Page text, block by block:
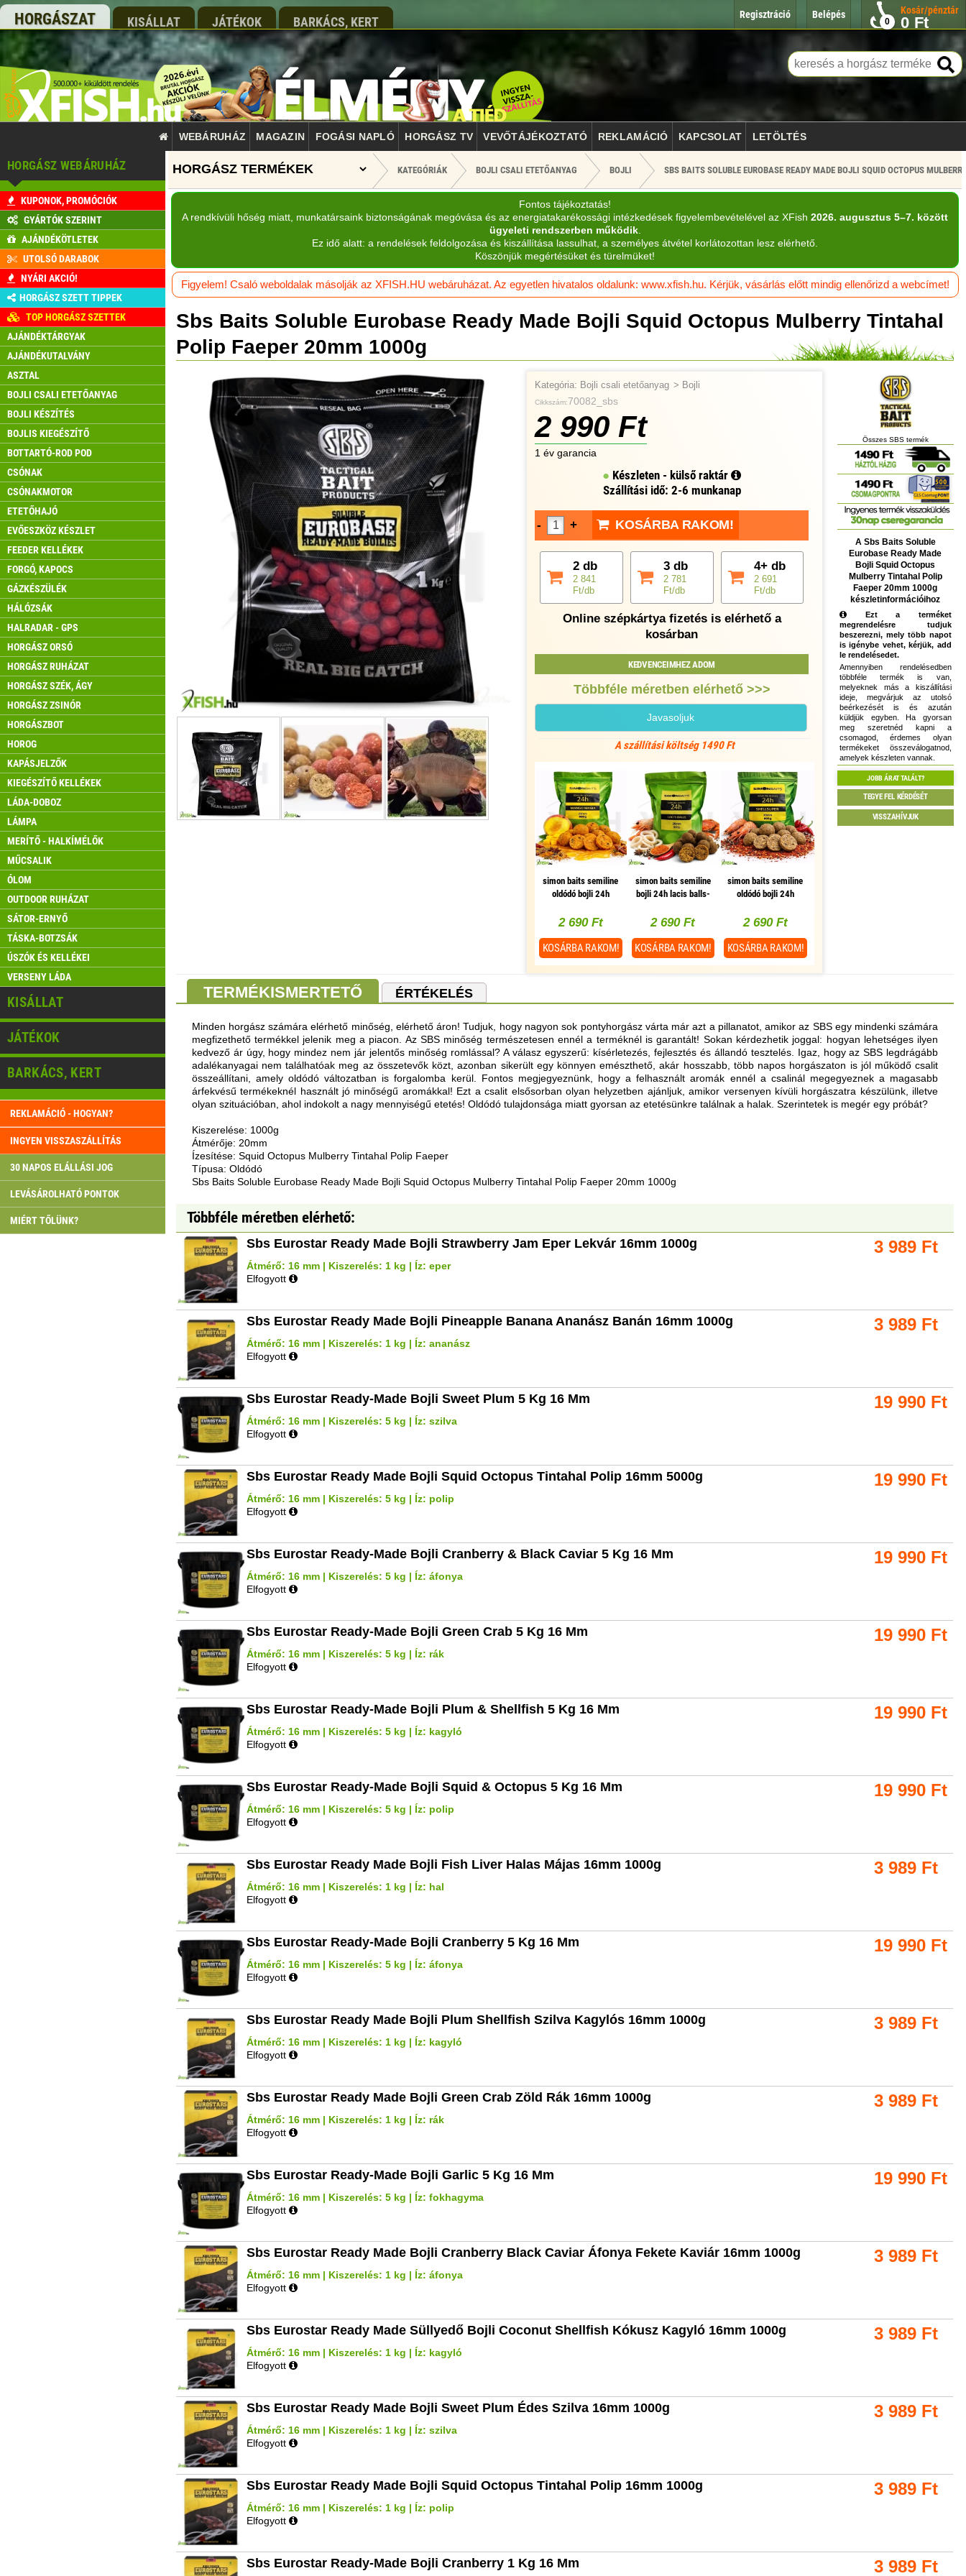
HORGÁSZAT KISÁLLAT JÁTÉKOK BARKÁCS, KERT 0
Kosár/pénztár
0 Ft
Belépés
Regisztráció
WEBÁRUHÁZ MAGAZIN FOGÁSI NAPLÓ HORGÁSZ TV VEVŐTÁJÉKOZTATÓ REKLAMÁCIÓ KAPCSOLAT LETÖLTÉS
HORGÁSZ WEBÁRUHÁZ
KUPONOK, PROMÓCIÓK
GYÁRTÓK SZERINT
AJÁNDÉKÖTLETEK
UTOLSÓ DARABOK
NYÁRI AKCIÓ!
HORGÁSZ SZETT TIPPEK
TOP HORGÁSZ SZETTEK
AJÁNDÉKTÁRGYAK
AJÁNDÉKUTALVÁNY
ASZTAL
BOJLI CSALI ETETŐANYAG
BOJLI KÉSZÍTÉS
BOJLIS KIEGÉSZÍTŐ
BOTTARTÓ-ROD POD
CSÓNAK
CSÓNAKMOTOR
ETETŐHAJÓ
EVŐESZKÖZ KÉSZLET
FEEDER KELLÉKEK
FORGÓ, KAPOCS
GÁZKÉSZÜLÉK
HÁLÓZSÁK
HALRADAR - GPS
HORGÁSZ ORSÓ
HORGÁSZ RUHÁZAT
HORGÁSZ SZÉK, ÁGY
HORGÁSZ ZSINÓR
HORGÁSZBOT
HOROG
KAPÁSJELZŐK
KIEGÉSZÍTŐ KELLÉKEK
LÁDA-DOBOZ
LÁMPA
MERÍTŐ - HALKÍMÉLŐK
MŰCSALIK
ÓLOM
OUTDOOR RUHÁZAT
SÁTOR-ERNYŐ
TÁSKA-BOTZSÁK
ÚSZÓK ÉS KELLÉKEI
VERSENY LÁDA
KISÁLLAT
JÁTÉKOK
BARKÁCS, KERT
REKLAMÁCIÓ - HOGYAN?
INGYEN VISSZASZÁLLÍTÁS
30 NAPOS ELÁLLÁSI JOG
LEVÁSÁROLHATÓ PONTOK
MIÉRT TŐLÜNK?
KATEGÓRIÁK BOJLI CSALI ETETŐANYAG BOJLI SBS BAITS SOLUBLE EUROBASE READY MADE BOJLI SQUID OCTOPUS
Fontos tájékoztatás!
A rendkívüli hőség miatt, munkatársaink biztonságának megóvása és az energiatakarékossági intézkedések figyelembevételével az XFish 2026. augusztus 5–7. között
ügyeleti rendszerben működik.
Ez idő alatt: a rendelések feldolgozása és kiszállítása lassulhat, a személyes átvétel korlátozottan lesz elérhető.
Köszönjük megértésüket és türelmüket!
Figyelem! Csaló weboldalak másolják az XFISH.HU webáruházat. Az egyetlen hivatalos oldalunk: www.xfish.hu. Kérjük, vásárlás előtt mindig ellenőrizd a webcímet!
Sbs Baits Soluble Eurobase Ready Made Bojli Squid Octopus Mulberry Tintahal
Polip Faeper 20mm 1000g
Kategória: Bojli csali etetőanyag > Bojli
Cikkszám:70082_sbs
2 990 Ft
1 év garancia
Készleten - külső raktár
Szállítási idő: 2-6 munkanap
- + KOSÁRBA RAKOM!
2 db
2 841
Ft/db
3 db
2 781
Ft/db
4+ db
2 691
Ft/db
Online szépkártya fizetés is elérhető a
kosárban
KEDVENCEIMHEZ ADOM
Többféle méretben elérhető >>>
Javasoljuk
A szállítási költség 1490 Ft
simon baits semiline
oldódó bojli 24h
- keleti fűszer 20 mm
2 690 Ft
KOSÁRBARAKOM!
simon baits semiline
bojli 24h lacis balls-
20 mm 800 g
2 690 Ft
KOSÁRBA RAKOM!
simon baits semiline
oldódó bojli 24h
rák 20 mm 800 g
2 690 Ft
KOSÁRBARAKOM!
Összes SBS termék
A Sbs Baits Soluble
Eurobase Ready Made
Bojli Squid Octopus
Mulberry Tintahal Polip
Faeper 20mm 1000g
készletinformációihoz
Ezt a terméket
megrendelésre tudjuk
beszerezni, mely több napot
is igénybe vehet, kérjük, add
le rendelésedet.
Amennyiben rendelésedben
többféle termék is van,
melyeknek más a kiszállítási
ideje, megvárjuk az utolsó
beérkezését is és azután
küldjük egyben. Ha gyorsan
meg szeretnéd kapni a
csomagod, érdemes olyan
termékeket összeválogatnod,
amelyek készleten vannak.
JOBB ÁRAT TALÁLT?
TEGYE FEL KÉRDÉSÉT
VISSZAHÍVJUK
TERMÉKISMERTETŐ ÉRTÉKELÉS
Minden horgász számára elérhető minőség, elérhető áron! Tudjuk, hogy nagyon sok pontyhorgász várta már azt a pillanatot, amikor az SBS egy mindenki számára
megfizethető termékkel jelenik meg a piacon. Az SBS minőség természetesen ennél a terméknél is garantált! Sokan kérdezhetik joggal: hogyan lehetséges ilyen
kedvező ár úgy, hogy mindez nem jár jelentős minőség romlással? A válasz egyszerű: kísérletezés, fejlesztés és állandó tesztelés. Igaz, hogy az SBS legdrágább
adalékanyagai nem találhatóak meg az összetevők közt, azonban sikerült egy könnyen emészthető, akár hosszabb, több napos horgászaton is jól működő csalit
összeállítani, amely oldódó változatban is forgalomba kerül. Fontos megjegyeznünk, hogy a felhasznált aromák ennél a csalinál megegyeznek a magasabb
árfekvésű termékeknél használt jó minőségű aromákkal! Ezt a csalit elsősorban olyan helyzetben ajánljuk, amikor versenyen kívüli horgászatra készülünk, illetve
olyan szituációban, ahol indokolt a nagy mennyiségű etetés! Oldódó tulajdonsága miatt gyorsan az etetésünkre találnak a halak. Szerintetek is megér egy próbát?
Kiszerelése: 1000g
Átmérője: 20mm
Ízesítése: Squid Octopus Mulberry Tintahal Polip Faeper
Típusa: Oldódó
Sbs Baits Soluble Eurobase Ready Made Bojli Squid Octopus Mulberry Tintahal Polip Faeper 20mm 1000g
Többféle méretben elérhető:
Sbs Eurostar Ready Made Bojli Strawberry Jam Eper Lekvár 16mm 1000g
Átmérő: 16 mm | Kiszerelés: 1 kg | Íz: eper
Elfogyott
3 989 Ft
Sbs Eurostar Ready Made Bojli Pineapple Banana Ananász Banán 16mm 1000g
Átmérő: 16 mm | Kiszerelés: 1 kg | Íz: ananász
Elfogyott
3 989 Ft
Sbs Eurostar Ready-Made Bojli Sweet Plum 5 Kg 16 Mm
Átmérő: 16 mm | Kiszerelés: 5 kg | Íz: szilva
Elfogyott
19 990 Ft
Sbs Eurostar Ready Made Bojli Squid Octopus Tintahal Polip 16mm 5000g
Átmérő: 16 mm | Kiszerelés: 5 kg | Íz: polip
Elfogyott
19 990 Ft
Sbs Eurostar Ready-Made Bojli Cranberry & Black Caviar 5 Kg 16 Mm
Átmérő: 16 mm | Kiszerelés: 5 kg | Íz: áfonya
Elfogyott
19 990 Ft
Sbs Eurostar Ready-Made Bojli Green Crab 5 Kg 16 Mm
Átmérő: 16 mm | Kiszerelés: 5 kg | Íz: rák
Elfogyott
19 990 Ft
Sbs Eurostar Ready-Made Bojli Plum & Shellfish 5 Kg 16 Mm
Átmérő: 16 mm | Kiszerelés: 5 kg | Íz: kagyló
Elfogyott
19 990 Ft
Sbs Eurostar Ready-Made Bojli Squid & Octopus 5 Kg 16 Mm
Átmérő: 16 mm | Kiszerelés: 5 kg | Íz: polip
Elfogyott
19 990 Ft
Sbs Eurostar Ready Made Bojli Fish Liver Halas Májas 16mm 1000g
Átmérő: 16 mm | Kiszerelés: 1 kg | Íz: hal
Elfogyott
3 989 Ft
Sbs Eurostar Ready-Made Bojli Cranberry 5 Kg 16 Mm
Átmérő: 16 mm | Kiszerelés: 5 kg | Íz: áfonya
Elfogyott
19 990 Ft
Sbs Eurostar Ready Made Bojli Plum Shellfish Szilva Kagylós 16mm 1000g
Átmérő: 16 mm | Kiszerelés: 1 kg | Íz: kagyló
Elfogyott
3 989 Ft
Sbs Eurostar Ready Made Bojli Green Crab Zöld Rák 16mm 1000g
Átmérő: 16 mm | Kiszerelés: 1 kg | Íz: rák
Elfogyott
3 989 Ft
Sbs Eurostar Ready-Made Bojli Garlic 5 Kg 16 Mm
Átmérő: 16 mm | Kiszerelés: 5 kg | Íz: fokhagyma
Elfogyott
19 990 Ft
Sbs Eurostar Ready Made Bojli Cranberry Black Caviar Áfonya Fekete Kaviár 16mm 1000g
Átmérő: 16 mm | Kiszerelés: 1 kg | Íz: áfonya
Elfogyott
3 989 Ft
Sbs Eurostar Ready Made Süllyedő Bojli Coconut Shellfish Kókusz Kagyló 16mm 1000g
Átmérő: 16 mm | Kiszerelés: 1 kg | Íz: kagyló
Elfogyott
3 989 Ft
Sbs Eurostar Ready Made Bojli Sweet Plum Édes Szilva 16mm 1000g
Átmérő: 16 mm | Kiszerelés: 1 kg | Íz: szilva
Elfogyott
3 989 Ft
Sbs Eurostar Ready Made Bojli Squid Octopus Tintahal Polip 16mm 1000g
Átmérő: 16 mm | Kiszerelés: 1 kg | Íz: polip
Elfogyott
3 989 Ft
Sbs Eurostar Ready-Made Bojli Cranberry 1 Kg 16 Mm 3 989 Ft